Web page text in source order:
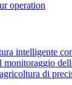
intelligente
di